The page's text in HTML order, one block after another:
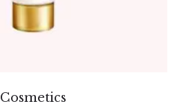
Cosmetics